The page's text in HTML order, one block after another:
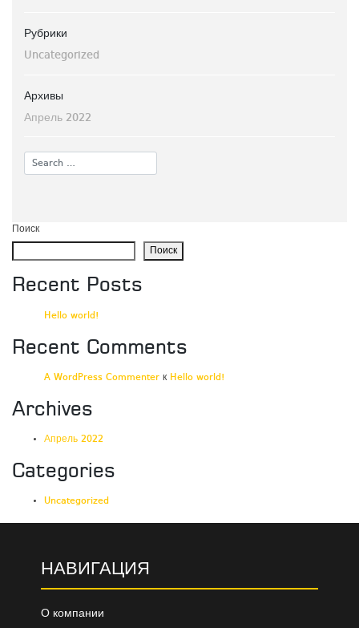
Рубрики
Uncategorized
Архивы
Апрель 2022
Поиск
Поиск
Recent Posts
Hello world!
Recent Comments
A WordPress Commenter к Hello world!
Archives
Апрель 2022
Categories
Uncategorized
НАВИГАЦИЯ
О компании